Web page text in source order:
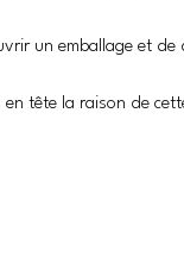
un emballage et
tête la raison de